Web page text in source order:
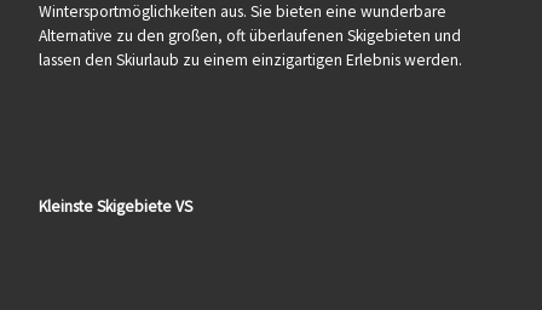
Wintersportmöglichkeiten aus. Sie bieten eine wunderbare
Alternative zu den großen, oft überlaufenen Skigebieten und
lassen den Skiurlaub zu einem einzigartigen Erlebnis werden.
Kleinste Skigebiete VS